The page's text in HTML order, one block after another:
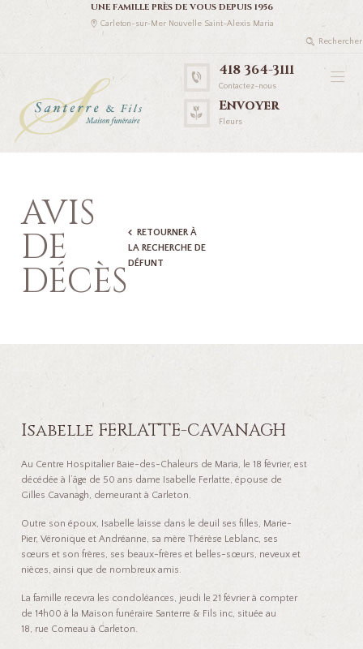
UNE FAMILLE PRÈS DE VOUS DEPUIS 1956
Carleton-sur-Mer Nouvelle Saint-Alexis Maria
418 364-3111
Contactez-nous
Envoyer
Fleurs
AVIS
DE
DÉCÈS
RETOURNER À
LA RECHERCHE DE
DÉFUNT
Isabelle FERLATTE-CAVANAGH
Au Centre Hospitalier Baie-des-Chaleurs de Maria, le 18 février, est
décédée à l’âge de 50 ans dame Isabelle Ferlatte, épouse de
Gilles Cavanagh, demeurant à Carleton.
Outre son époux, Isabelle laisse dans le deuil ses filles, Marie-
Pier, Véronique et Andréanne, sa mère Thérèse Leblanc, ses
sœurs et son frères, ses beaux-frères et belles-sœurs, neveux et
nièces, ainsi que de nombreux amis.
La famille recevra les condoléances, jeudi le 21 février à compter
de 14h00 à la Maison funéraire Santerre & Fils inc, située au
18, rue Comeau à Carleton.